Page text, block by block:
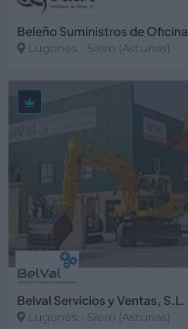
Beleño Suministros de Oficina
Lugones - Siero (Asturias)
Ver más
Belval Servicios y Ventas, S.L.
Lugones - Siero (Asturias)